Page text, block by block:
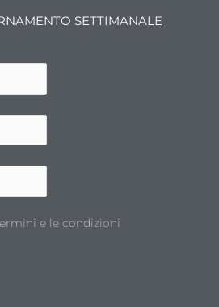
SETTIMANALE
e le condizioni